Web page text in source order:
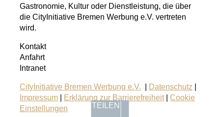
TEILEN
Gastronomie, Kultur oder Dienstleistung, die über
die CityInitiative Bremen Werbung e.V. vertreten
wird.
Kontakt
Anfahrt
Intranet
CityInitiative Bremen Werbung e.V. Datenschutz
Impressum
Erklärung zur Barrierefreiheit| Cookie
Einstellungen